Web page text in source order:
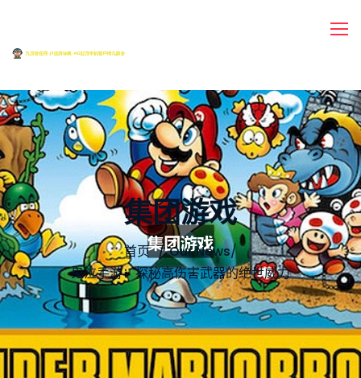
集团游戏
首页 Our News/
鬼泣手游：探秘高伤害武器的绝世威力